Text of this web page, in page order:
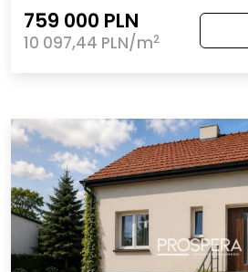
759 000 PLN
10 097,44 PLN/m2